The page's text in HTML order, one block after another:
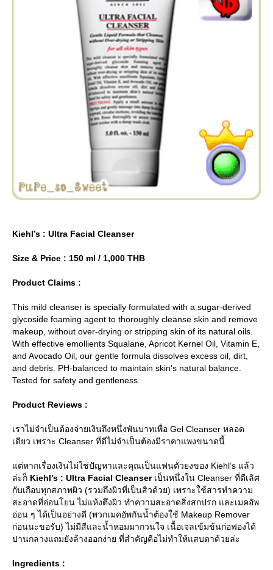
Kiehl’s : Ultra Facial Cleanser
Size & Price : 150 ml / 1,000 THB
Product Claims :
This mild cleanser is specially formulated with a sugar-derived
glycoside foaming agent to thoroughly cleanse skin and remove
makeup, without over-drying or stripping skin of its natural oils.
With effective emollients Squalane, Apricot Kernel Oil, Vitamin E,
and Avocado Oil, our gentle formula dissolves excess oil, dirt,
and debris. PH-balanced to maintain skin's natural balance.
Tested for safety and gentleness.
Product Reviews :
เราไม่จำเป็นต้องจ่ายเงินถึงหนึ่งพันบาทเพื่อ Gel Cleanser หลอด
เดียว เพราะ Cleanser ที่ดีไม่จำเป็นต้องมีราคาแพงขนาดนี้
ต่หากเรื่องเงินไม่ใช่ปัญหาและคุณเป็นแฟนตัวยงของ Kiehl’s แล้ว
ล่ะก็ Kiehl’s : Ultra Facial Cleanserเป็นหนึ่งใน Cleanser ที่ดีเลิศ
กับเกือบทุกสภาพผิว (รวมถึงผิวที่เป็นสิวด้วย) เพราะใช้สารทำความ
สะอาดที่อ่อนโยน ไม่แห้งตึงผิว ทำความสะอาดสิ่งสกปรก และเมคอัพ
อ่อน ๆ ได้เป็นอย่างดี (พวกเมคอัพกันน้ำต้องใช้ Makeup Remover
ก่อนนะขอรับ) ไม่มีสีและน้ำหอมมากวนใจ เนื้อเจลเข้มข้นก่อฟองได้
ปานกลางแถมยังล้างออกง่าย ที่สำคัญคือไม่ทำให้แสบตาด้วยล่ะ
Ingredients :